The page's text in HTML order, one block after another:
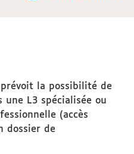
la possibilité de
une L3 spécialisée ou
(accès
dossier de